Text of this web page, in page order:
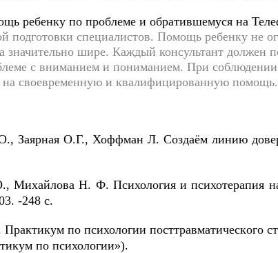
ребенку по проблеме и обратившемуся на
подготовки специалистов. Помощь ребенку не
значительно шире. Каждый консультант должен
с вниманием и пониманием. При
на своевременную и квалифицированную помощь.
Заярная О.Г., Хоффман Л. Создаём линию
Михайлова Н. Ф. Психология и психотерапия
-248 с.
по психологии посттравматического
по психологии»).